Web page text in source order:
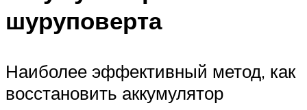
шуруповерта
Наиболее эффективный метод, как
восстановить аккумулятор